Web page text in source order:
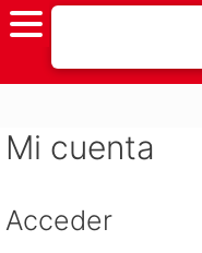
Saltar
al
contenido
Mi cuenta
Acceder